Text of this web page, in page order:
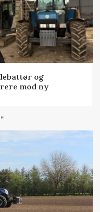
og
mod ny